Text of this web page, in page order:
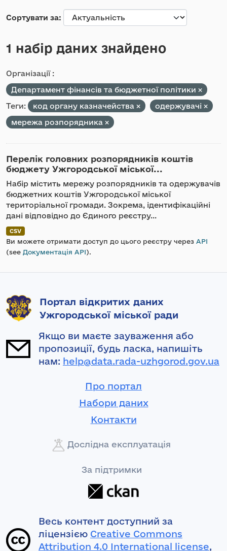
Сортувати за
1 набір даних знайдено
Організації :
Департамент фінансів та бюджетної політики
Теги:
код органу казначейства
одержувачі
мережа розпорядника
Перелік головних розпорядників коштів
бюджету Ужгородської міської...
Набір містить мережу розпорядників та одержувачів
бюджетних коштів Ужгородської міської
територіальної громади. Зокрема, ідентифікаційні
дані відповідно до Єдиного реєстру...
CSV
Ви можете отримати доступ до цього реєстру через API
(see Документація API).
Портал відкритих даних
Ужгородської міської ради
Якщо ви маєте зауваження або
пропозиції, будь ласка, напишіть
нам: help@data.rada-uzhgorod.gov.ua
Про портал
Набори даних
Контакти
Дослідна експлуатація
За підтримки
Весь контент доступний за
ліцензією Creative Commons
Attribution 4.0 International license,